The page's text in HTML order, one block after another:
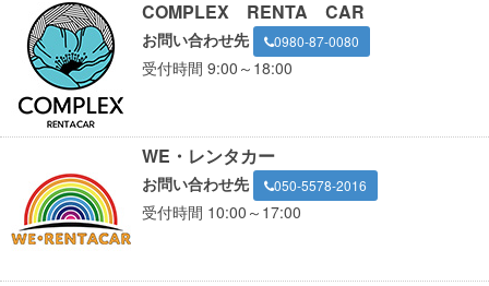
COMPLEX RENTA CAR
お問い合わせ先 0980-87-0080
受付時間 9:00～18:00
WE・レンタカー
お問い合わせ先 050-5578-2016
受付時間 10:00～17:00